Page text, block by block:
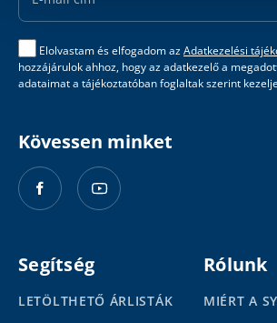
Elolvastam és elfogadom azAdatkezelési
hozzájárulok ahhoz, hogy az adatkezelő a
adataimat a tájékoztatóban foglaltak szerint
Kövessen minket
Segítség
LETÖLTHETŐ ÁRLISTÁK
Rólunk
MIÉRT A